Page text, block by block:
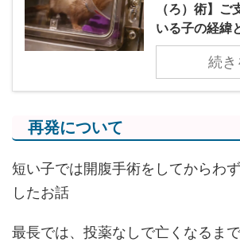
（ろ）術】ご
いる子の経緯
続き
再発について
短い子では開腹手術をしてからわ
したお話
最長では、投薬なしで亡くなるま